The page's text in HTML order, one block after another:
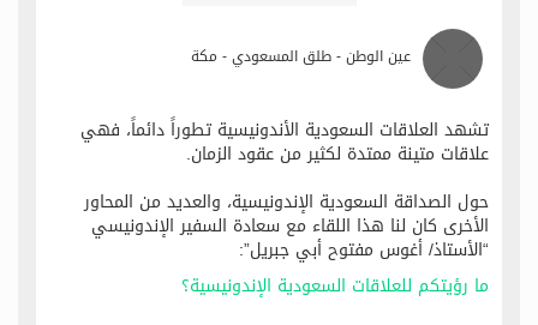
عين الوطن - طلق المسعودي - مكة
تشهد العلاقات السعودية الأندونيسية تطوراً دائماً، فهي
علاقات متينة ممتدة لكثير من عقود الزمان.
حول الصداقة السعودية الإندونيسية، والعديد من المحاور
الأخرى كان لنا هذا اللقاء مع سعادة السفير الإندونيسي
“الأستاذ/ أغوس مفتوح أبي جبريل”:
ما رؤيتكم للعلاقات السعودية الإندونيسية؟ ‬